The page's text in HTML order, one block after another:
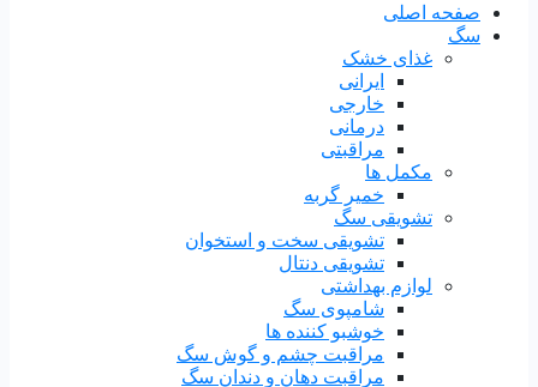
صفحه اصلی
سگ
غذای خشک
ایرانی
خارجی
درمانی
مراقبتی
مکمل ها
خمیر گربه
تشویقی سگ
تشویقی سخت و استخوان
تشویقی دنتال
لوازم بهداشتی
شامپوی سگ
خوشبو کننده ها
مراقبت چشم و گوش سگ
مراقبت دهان و دندان سگ